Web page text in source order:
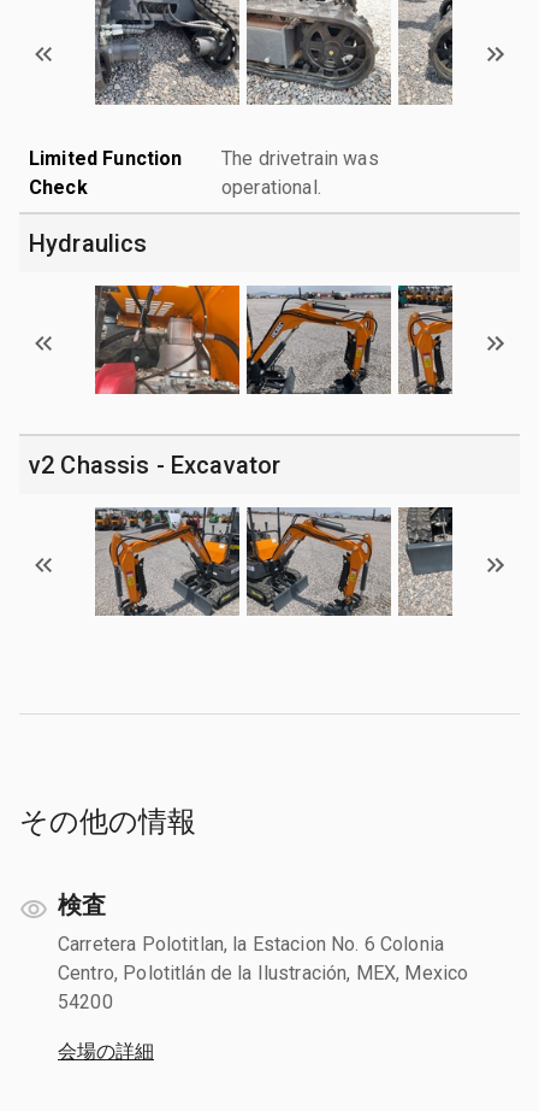
Limited Function
Check
The drivetrain was
operational.
Hydraulics
v2 Chassis - Excavator
その他の情報
検査
Carretera Polotitlan, la Estacion No. 6 Colonia
Centro, Polotitlán de la Ilustración, MEX, Mexico
54200
会場の詳細